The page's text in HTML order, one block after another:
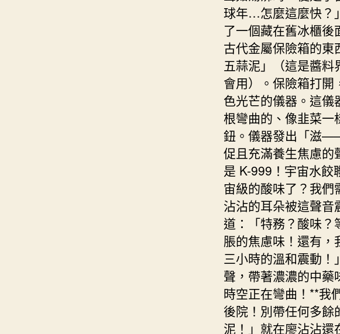
球年…怎麼這麼快？
了一個藏在舊冰櫃
古代金屬保險箱的
五蒜泥」（這是醬
會用）。保險箱打
色光芒的儀器。這
根彎曲的、像韭菜一
鈕。儀器發出「滋
促且充滿養生焦慮的
是 K-999！宇宙水餃
宙級的酸味了？我
沾沾的耳朵被這聲
道：「特務？酸味？
脹的焦慮味！還有
三小時的溫和震動
聲，帶著濃濃的中藥
時空正在彎曲！**我
後院！別帶任何多
泥！」就在廖沾沾